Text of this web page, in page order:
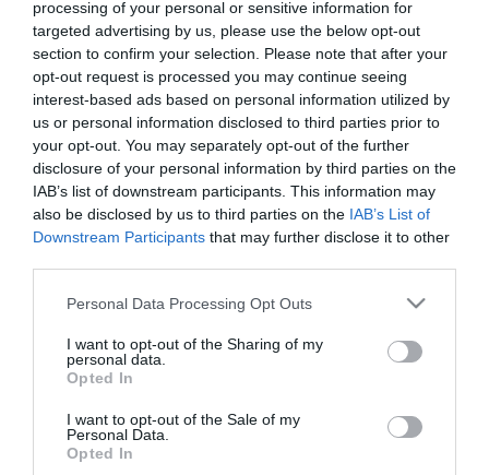
processing of your personal or sensitive information for
targeted advertising by us, please use the below opt-out
section to confirm your selection. Please note that after your
opt-out request is processed you may continue seeing
interest-based ads based on personal information utilized by
us or personal information disclosed to third parties prior to
your opt-out. You may separately opt-out of the further
disclosure of your personal information by third parties on the
IAB’s list of downstream participants. This information may
also be disclosed by us to third parties on the IAB’s List of
Downstream Participants that may further disclose it to other
Please note that this website/app uses one or more Google
not limited to your visit or usage behaviour. You may click to
grant or deny consent to Google and its third-party tags to
use your data for below specified purposes in below Google
consent section.
Personal Data Processing Opt Outs
I want to opt-out of the Sharing of my
personal data.
Opted In
I want to opt-out of the Sale of my
Personal Data.
Opted In
ΕΚΠΑΙΔΕΥΣΗ - ΚΑΤΑΡΤΙΣΗ
Έναρξη καταρτίσεων στις
ψηφιακές υπηρεσίες υγείας για
την τρίτη ηλικία
04.09.2024